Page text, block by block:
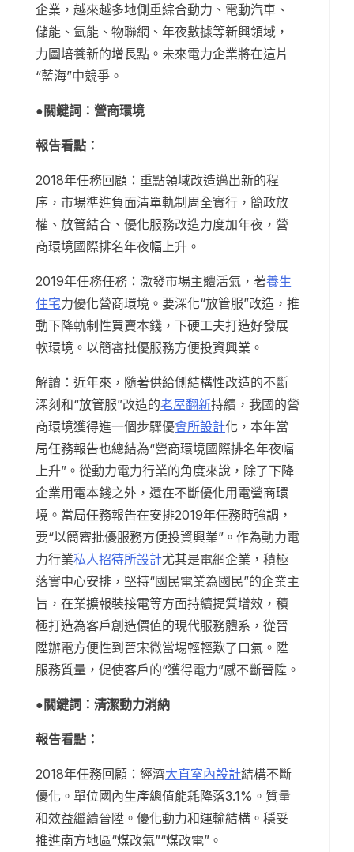
企業，越來越多地側重綜合動力、電動汽車、
儲能、氫能、物聯網、年夜數據等新興領域，
力圖培養新的增長點。未來電力企業將在這片
“藍海”中競爭。
●關鍵詞：營商環境
報告看點：
2018年任務回顧：重點領域改造邁出新的程
序，市場準進負面清單軌制周全實行，簡政放
權、放管結合、優化服務改造力度加年夜，營
商環境國際排名年夜幅上升。
2019年任務任務：激發市場主體活氣，著養生
住宅力優化營商環境。要深化“放管服”改造，推
動下降軌制性買賣本錢，下硬工夫打造好發展
軟環境。以簡審批優服務方便投資興業。
解讀：近年來，隨著供給側結構性改造的不斷
深刻和“放管服”改造的老屋翻新持續，我國的營
商環境獲得進一個步驟優會所設計化，本年當
局任務報告也總結為“營商環境國際排名年夜幅
上升”。從動力電力行業的角度來說，除了下降
企業用電本錢之外，還在不斷優化用電營商環
境。當局任務報告在安排2019年任務時強調，
要“以簡審批優服務方便投資興業”。作為動力電
力行業私人招待所設計尤其是電網企業，積極
落實中心安排，堅持“國民電業為國民”的企業主
旨，在業擴報裝接電等方面持續提質增效，積
極打造為客戶創造價值的現代服務體系，從晉
陞辦電方便性到晉宋微當場輕輕歎了口氣。陞
服務質量，促使客戶的“獲得電力”感不斷晉陞。
●關鍵詞：清潔動力消納
報告看點：
2018年任務回顧：經濟大直室內設計結構不斷
優化。單位國內生產總值能耗降落3.1%。質量
和效益繼續晉陞。優化動力和運輸結構。穩妥
推進南方地區“煤改氣”“煤改電”。